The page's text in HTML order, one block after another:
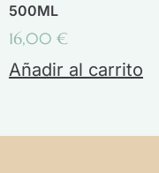
500ML
16,00 €
Añadir al carrito